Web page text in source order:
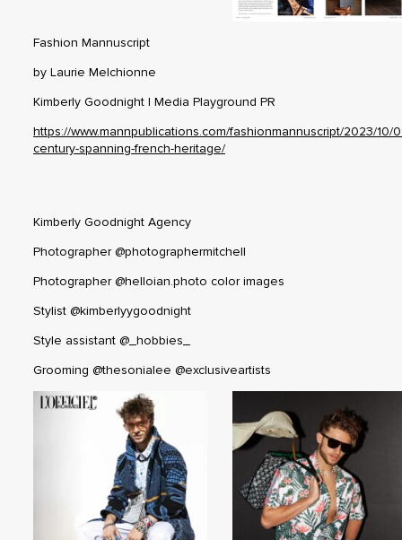
Boutique
A propos
Actualités
Nous contacter
Fashion Mannuscript
by Laurie Melchionne
Kimberly Goodnight | Media Playground PR
https://www.mannpublications.com/fashionmannuscript/2023/10/
century-spanning-french-heritage/
Kimberly Goodnight Agency
Photographer @photographermitchell
Photographer @helloian.photo color images
Stylist @kimberlyygoodnight
Style assistant @_hobbies_
Grooming @thesonialee @exclusiveartists